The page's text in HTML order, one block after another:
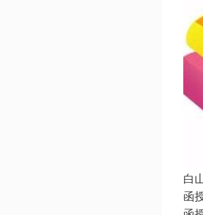
白
函